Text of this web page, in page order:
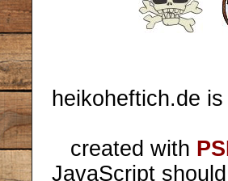
heikoheftich.de
created with
JavaScript